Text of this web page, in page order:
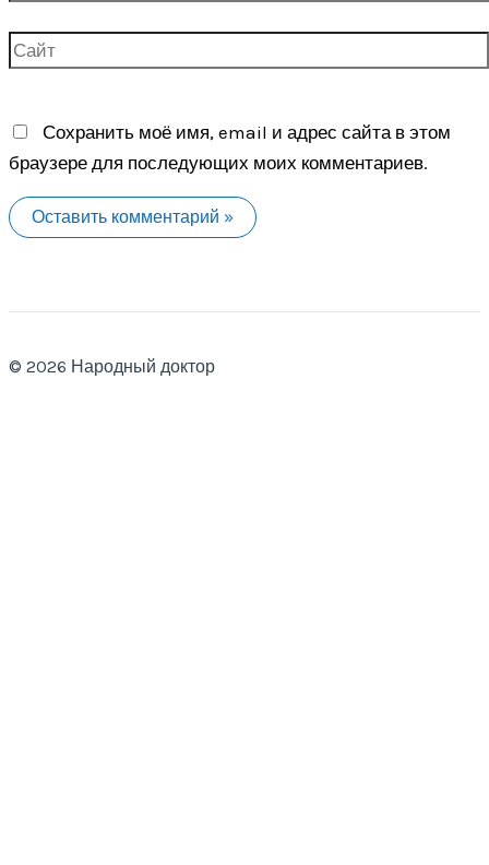
Сайт
Сохранить моё имя, email и адрес сайта в этом
браузере для последующих моих комментариев.
© 2026 Народный доктор